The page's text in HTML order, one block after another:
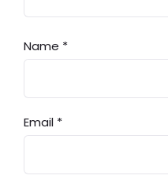
Name *
Email *